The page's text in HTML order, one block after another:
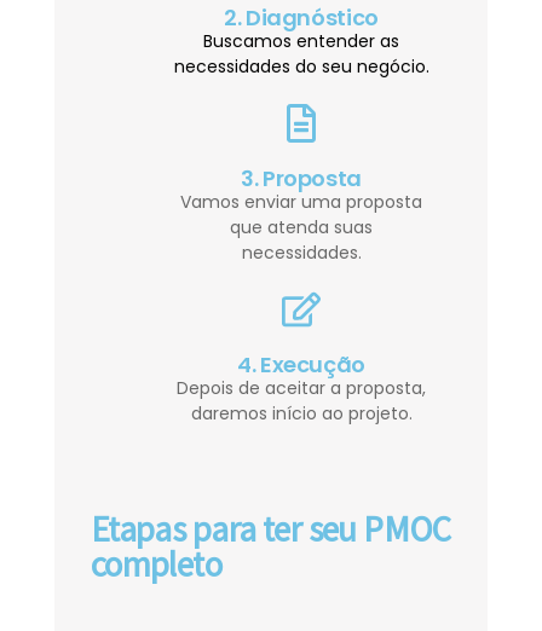
2. Diagnóstico
Buscamos entender as
necessidades do seu negócio.
3. Proposta
Vamos enviar uma proposta
que atenda suas
necessidades.
4. Execução
Depois de aceitar a proposta,
daremos início ao projeto.
Etapas para ter seu PMOC
completo